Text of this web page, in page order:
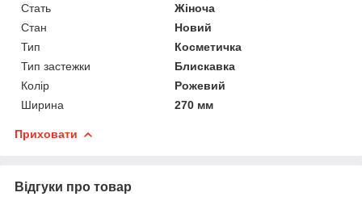
Стать
Жіноча
Стан
Новий
Тип
Косметичка
Тип застежки
Блискавка
Колір
Рожевий
Ширина
270 мм
Приховати
Відгуки про товар